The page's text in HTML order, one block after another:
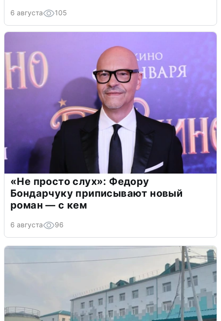
6 августа 105
«Не просто слух»: Федору
Бондарчуку приписывают новый
роман — с кем
6 августа 96